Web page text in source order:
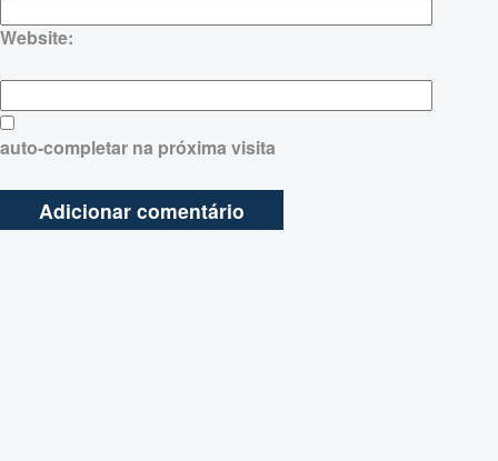
Website:
auto-completar na próxima visita